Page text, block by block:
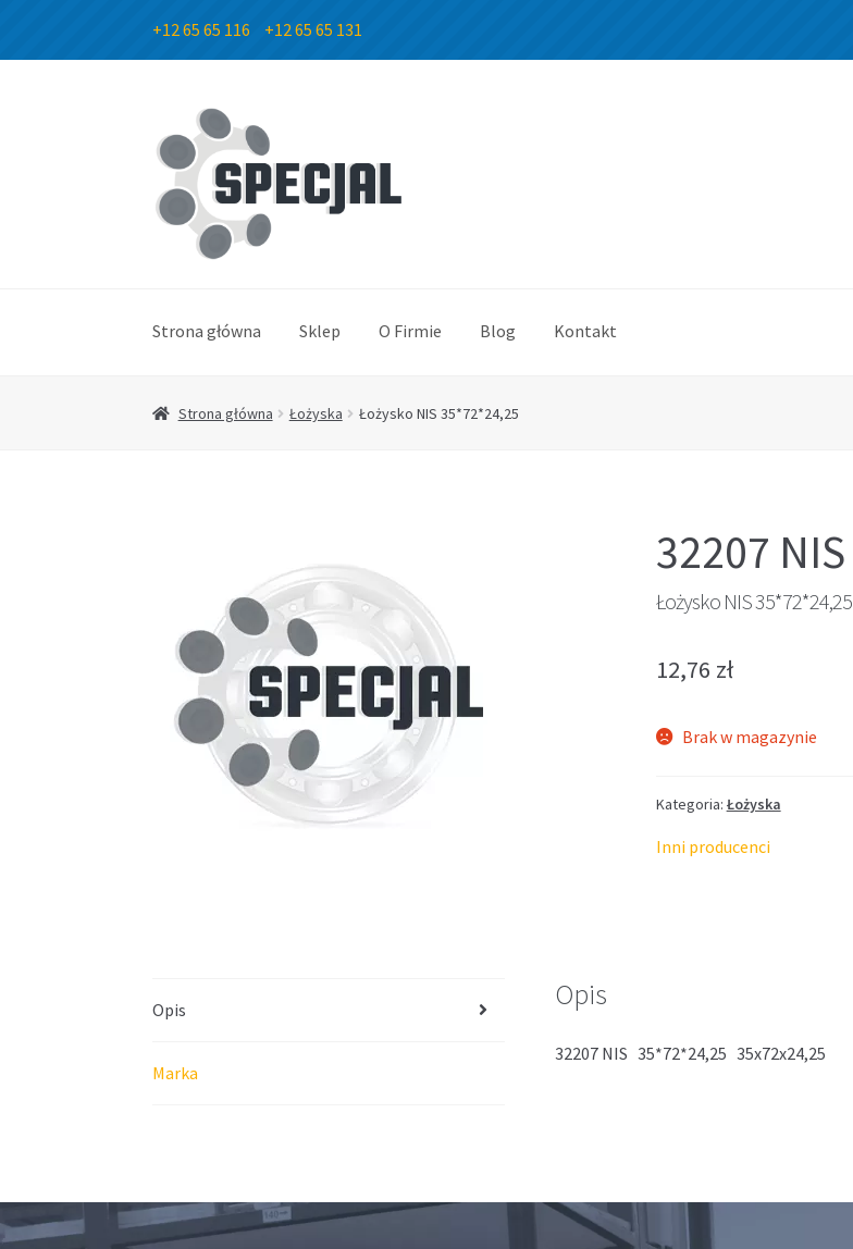
+12 65 65 116 +12 65 65 131
Przejdź
do
nawigacji
Przejdź
do
treści
Strona główna Sklep O Firmie Blog Kontakt
Strona główna Łożyska Łożysko NIS 35*72*24,25
32207 NIS
Łożysko NIS 35*72*24,25
12,76 zł
Brak w magazynie
Kategoria: Łożyska
Inni producenci
Opis
Marka
Opis
32207 NIS 35*72*24,25 35x72x24,25